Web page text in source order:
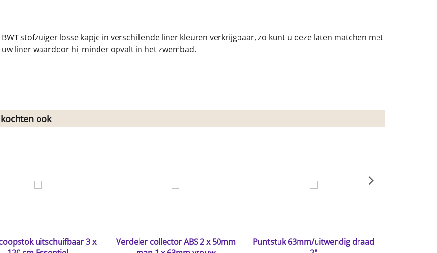
BWT stofzuiger losse kapje in verschillende liner kleuren verkrijgbaar, zo kunt u deze laten matchen met
uw liner waardoor hij minder opvalt in het zwembad.
ook
uitschuifbaar 3 x
Verdeler collector ABS 2 x 50mm
Puntstuk 63mm/uitwendig draad